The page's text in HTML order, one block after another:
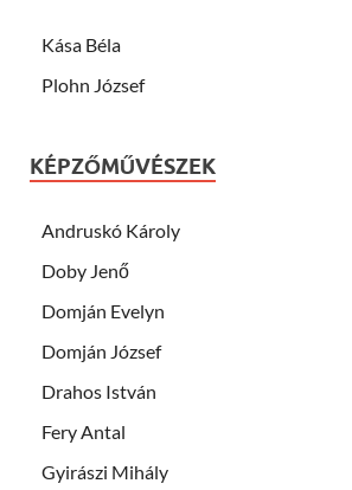
Kása Béla
Plohn József
KÉPZŐMŰVÉSZEK
Andruskó Károly
Doby Jenő
Domján Evelyn
Domján József
Drahos István
Fery Antal
Gyirászi Mihály